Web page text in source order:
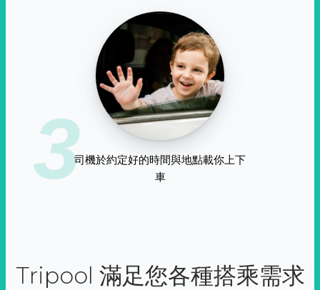
3司機於約定好的時間與地點載你上下
車
Tripool 滿足您各種搭乘需求